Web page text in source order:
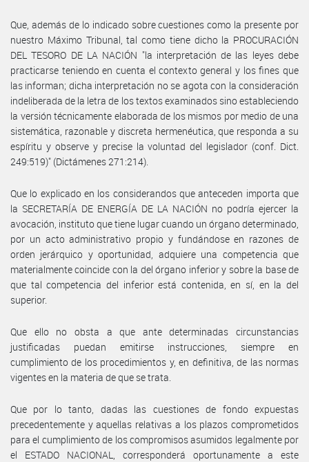
Que, además de lo indicado sobre cuestiones como la presente por
nuestro Máximo Tribunal, tal como tiene dicho la PROCURACIÓN
DEL TESORO DE LA NACIÓN "la interpretación de las leyes debe
practicarse teniendo en cuenta el contexto general y los fines que
las informan; dicha interpretación no se agota con la consideración
indeliberada de la letra de los textos examinados sino estableciendo
la versión técnicamente elaborada de los mismos por medio de una
sistemática, razonable y discreta hermenéutica, que responda a su
espíritu y observe y precise la voluntad del legislador (conf. Dict.
249:519)" (Dictámenes 271:214).
Que lo explicado en los considerandos que anteceden importa que
la SECRETARÍA DE ENERGÍA DE LA NACIÓN no podría ejercer la
avocación, instituto que tiene lugar cuando un órgano determinado,
por un acto administrativo propio y fundándose en razones de
orden jerárquico y oportunidad, adquiere una competencia que
materialmente coincide con la del órgano inferior y sobre la base de
que tal competencia del inferior está contenida, en sí, en la del
superior.
Que ello no obsta a que ante determinadas circunstancias
justificadas puedan emitirse instrucciones, siempre en
cumplimiento de los procedimientos y, en definitiva, de las normas
vigentes en la materia de que se trata.
Que por lo tanto, dadas las cuestiones de fondo expuestas
precedentemente y aquellas relativas a los plazos comprometidos
para el cumplimiento de los compromisos asumidos legalmente por
el ESTADO NACIONAL, corresponderá oportunamente a este